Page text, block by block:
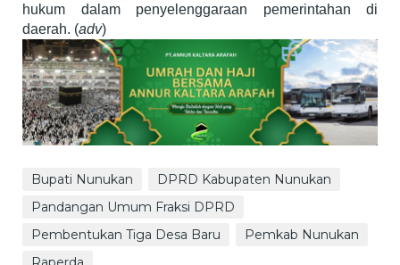
hukum dalam penyelenggaraan pemerintahan di
daerah. (adv)
Bupati Nunukan
DPRD Kabupaten Nunukan
Pandangan Umum Fraksi DPRD
Pembentukan Tiga Desa Baru
Pemkab Nunukan